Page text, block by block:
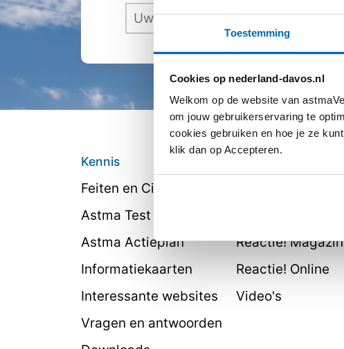
Toestemming
Cookies op nederland-davos.nl
Welkom op de website van
om jouw gebruikerservaring te
cookies gebruiken en hoe je ze
klik dan op Accepteren.
Kennis
Feiten en Cijfers
Astma Test
Astma Actieplan
Informatiekaarten
Interessante websites
Vragen en antwoorden
Reactie!
Reactie! Online
Video's